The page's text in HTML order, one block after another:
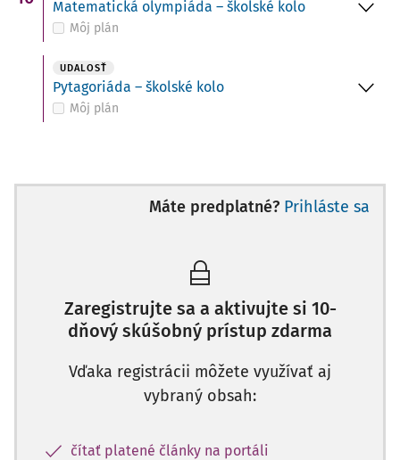
Matematická olympiáda – školské kolo
Môj plán
UDALOSŤ
Pytagoriáda – školské kolo
Môj plán
Máte predplatné? Prihláste sa
Zaregistrujte sa a aktivujte si 10-
dňový skúšobný prístup zdarma
Vďaka registrácii môžete využívať aj
vybraný obsah:
čítať platené články na portáli